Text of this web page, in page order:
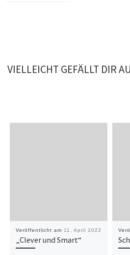
VIELLEICHT GEFÄLLT DIR
Veröffentlicht am 11. April 2022
„Clever und Smart“